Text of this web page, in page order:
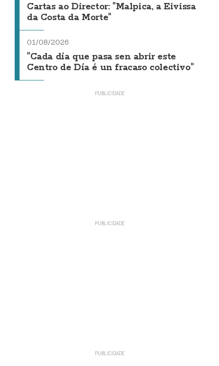
Cartas ao Director: "Malpica, a Eivissa
da Costa da Morte"
01/08/2026
"Cada día que pasa sen abrir este
Centro de Día é un fracaso colectivo"